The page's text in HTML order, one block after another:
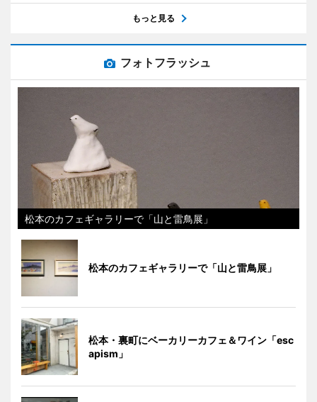
もっと見る
フォトフラッシュ
松本のカフェギャラリーで「山と雷鳥展」
松本のカフェギャラリーで「山と雷鳥展」
松本・裏町にベーカリーカフェ＆ワイン「esc
apism」